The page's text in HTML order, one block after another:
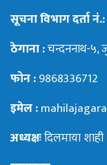
सूचना विभाग दर्ता
ठेगाना :चन्दननाथ-५,
फोन :9868336712
इमेल :
अध्यक्षःदिलमाया शाही